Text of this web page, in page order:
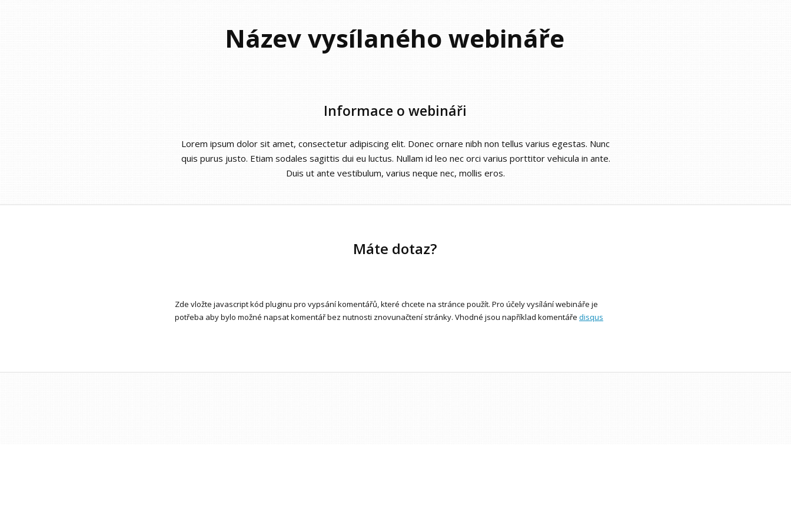
Název vysílaného webináře
Informace o webináři
Lorem ipsum dolor sit amet, consectetur adipiscing elit. Donec ornare nibh non tellus varius egestas. Nunc
quis purus justo. Etiam sodales sagittis dui eu luctus. Nullam id leo nec orci varius porttitor vehicula in ante.
Duis ut ante vestibulum, varius neque nec, mollis eros.
Máte dotaz?
Zde vložte javascript kód pluginu pro vypsání komentářů, které chcete na stránce použít. Pro účely vysílání webináře je
potřeba aby bylo možné napsat komentář bez nutnosti znovunačtení stránky. Vhodné jsou například komentáře disqus